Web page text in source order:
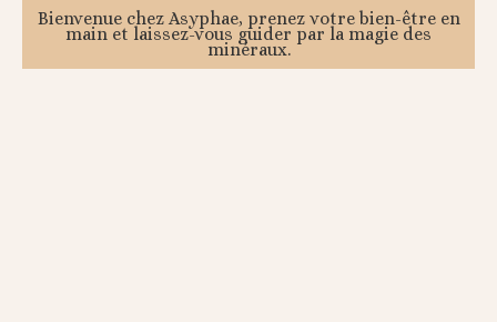
Bienvenue chez Asyphae, prenez votre bien-être en
main et laissez-vous guider par la magie des
minéraux.